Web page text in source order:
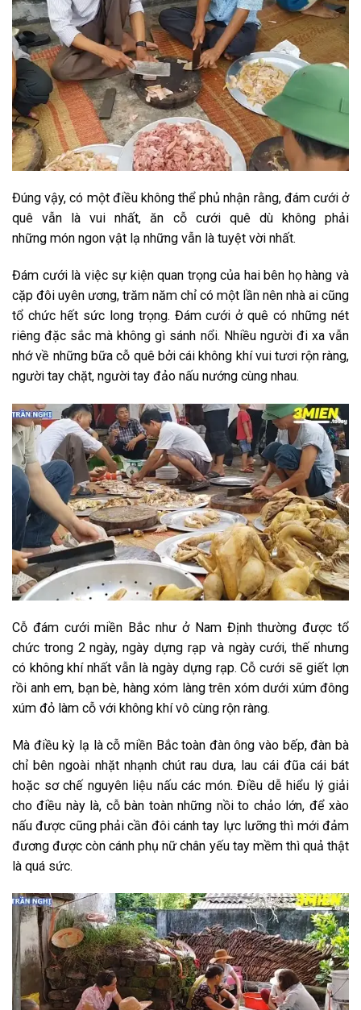
Đúng vậy, có một điều không thể phủ nhận rằng, đám cưới ở
quê vẫn là vui nhất, ăn cỗ cưới quê dù không phải
những món ngon vật lạ những vẫn là tuyệt vời nhất.
Đám cưới là việc sự kiện quan trọng của hai bên họ hàng và
cặp đôi uyên ương, trăm năm chỉ có một lần nên nhà ai cũng
tổ chức hết sức long trọng. Đám cưới ở quê có những nét
riêng đặc sắc mà không gì sánh nổi. Nhiều người đi xa vẫn
nhớ về những bữa cỗ quê bởi cái không khí vui tươi rộn ràng,
người tay chặt, người tay đảo nấu nướng cùng nhau.
Cỗ đám cưới miền Bắc như ở Nam Định thường được tổ
chức trong 2 ngày, ngày dựng rạp và ngày cưới, thế nhưng
có không khí nhất vẫn là ngày dựng rạp. Cỗ cưới sẽ giết lợn
rồi anh em, bạn bè, hàng xóm làng trên xóm dưới xúm đông
xúm đỏ làm cỗ với không khí vô cùng rộn ràng.
Mà điều kỳ lạ là cỗ miền Bắc toàn đàn ông vào bếp, đàn bà
chỉ bên ngoài nhặt nhạnh chút rau dưa, lau cái đũa cái bát
hoặc sơ chế nguyên liệu nấu các món. Điều dễ hiểu lý giải
cho điều này là, cỗ bàn toàn những nồi to chảo lớn, để xào
nấu được cũng phải cần đôi cánh tay lực lưỡng thì mới đảm
đương được còn cánh phụ nữ chân yếu tay mềm thì quả thật
là quá sức.